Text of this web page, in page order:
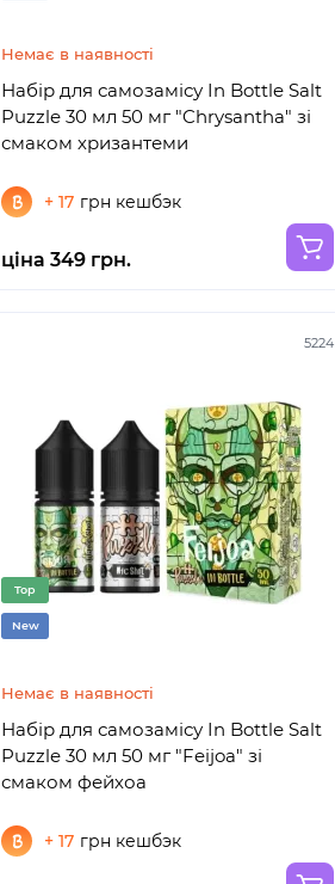
Немає в наявності
Набір для самозамісу In Bottle Salt
Puzzle 30 мл 50 мг "Chrysantha" зі
смаком хризантеми
+ 17 грн кешбэк
ціна 349 грн.
5224
Top
New
Немає в наявності
Набір для самозамісу In Bottle Salt
Puzzle 30 мл 50 мг "Feijoa" зі
смаком фейхоа
+ 17 грн кешбэк